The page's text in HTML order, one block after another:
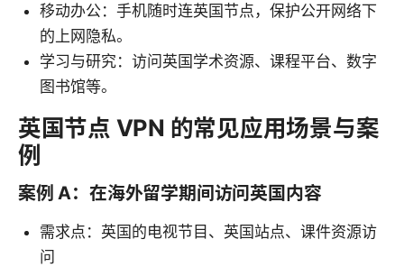
移动办公：手机随时连英国节点，保护公开网络下
的上网隐私。
学习与研究：访问英国学术资源、课程平台、数字
图书馆等。
英国节点 VPN 的常见应用场景与案
例
案例 A：在海外留学期间访问英国内容
需求点：英国的电视节目、英国站点、课件资源访
问